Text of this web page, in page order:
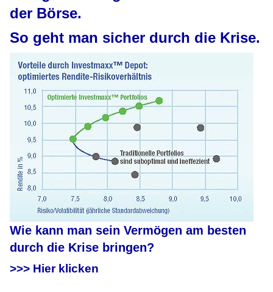
der Börse.
So geht man sicher durch die Krise.
Wie kann man sein Vermögen am besten
durch die Krise bringen?
>>> Hier klicken